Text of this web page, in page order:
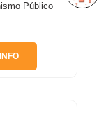
Público